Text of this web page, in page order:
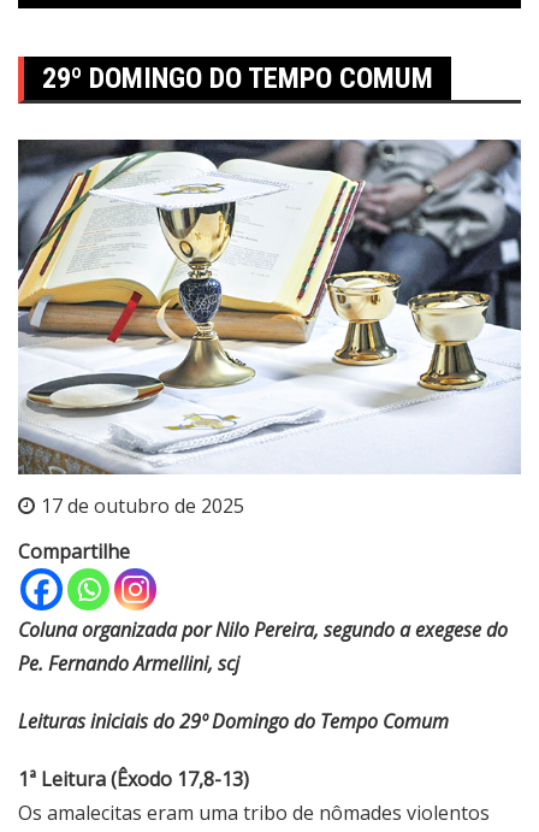
29º DOMINGO DO TEMPO COMUM
17 de outubro de 2025
Compartilhe
Coluna organizada por Nilo Pereira, segundo a exegese do
Pe. Fernando Armellini, scj
Leituras iniciais do 29º Domingo do Tempo Comum
1ª Leitura (Êxodo 17,8-13)
Os amalecitas eram uma tribo de nômades violentos